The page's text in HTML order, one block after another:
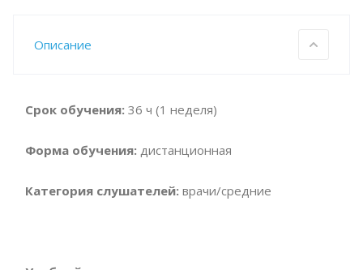
Описание
Срок обучения: 36 ч (1 неделя)
Форма обучения: дистанционная
Категория слушателей: врачи/средние